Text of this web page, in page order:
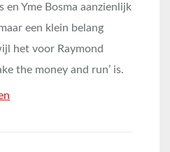
en Yme Bosma aanzienlijk
een klein belang
het voor Raymond
the money and run’ is.